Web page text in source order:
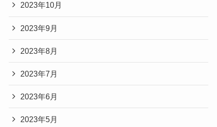
2023年10月
2023年9月
2023年8月
2023年7月
2023年6月
2023年5月